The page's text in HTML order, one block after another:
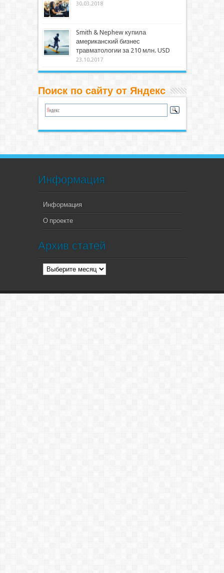
30.03.2018
Smith & Nephew купила
американский бизнес
травматологии за 210 млн. USD
23.10.2017
Поиск по сайту от Яндекс
Информация
Информация
О проекте
Архив статей
Архив
статей